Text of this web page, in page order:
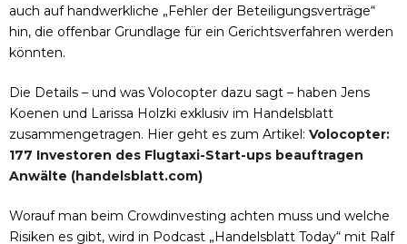
auch auf handwerkliche „Fehler der Beteiligungsverträge“
hin, die offenbar Grundlage für ein Gerichtsverfahren werden
könnten.
Die Details – und was Volocopter dazu sagt – haben Jens
Koenen und Larissa Holzki exklusiv im Handelsblatt
zusammengetragen. Hier geht es zum Artikel: Volocopter:
177 Investoren des Flugtaxi-Start-ups beauftragen
Anwälte (handelsblatt.com)
Worauf man beim Crowdinvesting achten muss und welche
Risiken es gibt, wird in Podcast „Handelsblatt Today“ mit Ralf